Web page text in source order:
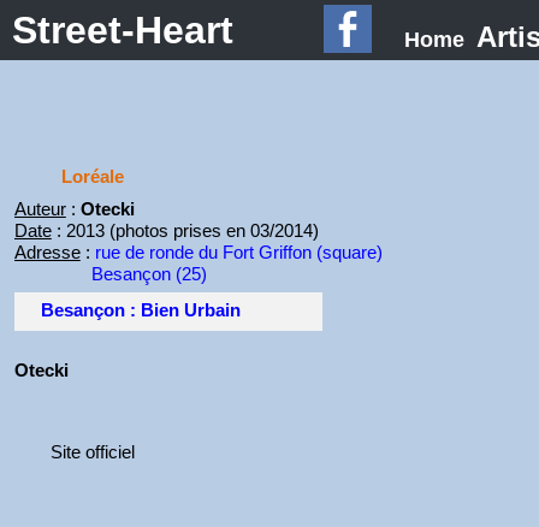
Street-Heart Home
Loréale
Auteur: Otecki
Date: 2013 (photos prises en 03/2014)
Adresse: rue de ronde du Fort Griffon (square)
Besançon (25)
Besançon : Bien Urbain
Otecki
Site officiel